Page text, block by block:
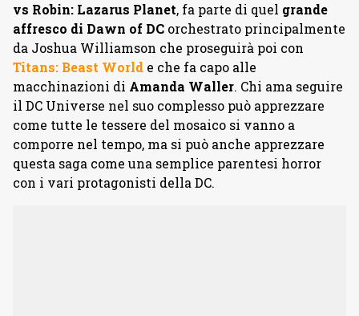
vs Robin: Lazarus Planet, fa parte di quel grande
affresco di Dawn of DC orchestrato principalmente
da Joshua Williamson che proseguirà poi con
Titans: Beast World e che fa capo alle
macchinazioni di Amanda Waller. Chi ama seguire
il DC Universe nel suo complesso può apprezzare
come tutte le tessere del mosaico si vanno a
comporre nel tempo, ma si può anche apprezzare
questa saga come una semplice parentesi horror
con i vari protagonisti della DC.